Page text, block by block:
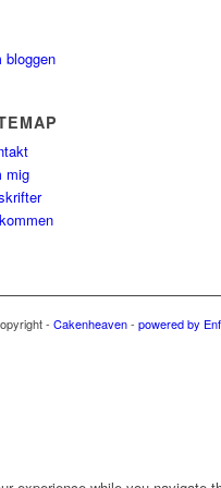
bloggen
mig
- Cakenheaven- powered by